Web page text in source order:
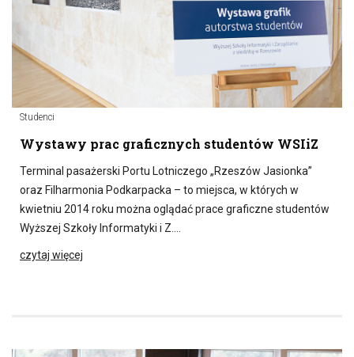
Studenci
Wystawy prac graficznych studentów WSIiZ
Terminal pasażerski Portu Lotniczego „Rzeszów Jasionka”
oraz Filharmonia Podkarpacka – to miejsca, w których w
kwietniu 2014 roku można oglądać prace graficzne studentów
Wyższej Szkoły Informatyki i Z….
czytaj więcej